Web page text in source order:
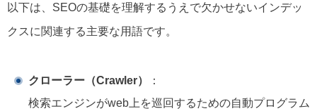
以下は、SEOの基礎を理解するうえで欠かせないインデッ
クスに関連する主要な用語です。
クローラー（Crawler）
：
検索エンジンがweb上を巡回するための自動プログラム